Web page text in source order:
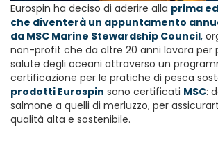
Eurospin ha deciso di aderire alla prima
che diventerà un appuntamento
da MSC Marine Stewardship Council,
non-profit che da oltre 20 anni lavora per
salute degli oceani attraverso un
certificazione per le pratiche di pesca
prodotti Eurospin sono certificati MSC:
salmone a quelli di merluzzo, per
qualità alta e sostenibile.